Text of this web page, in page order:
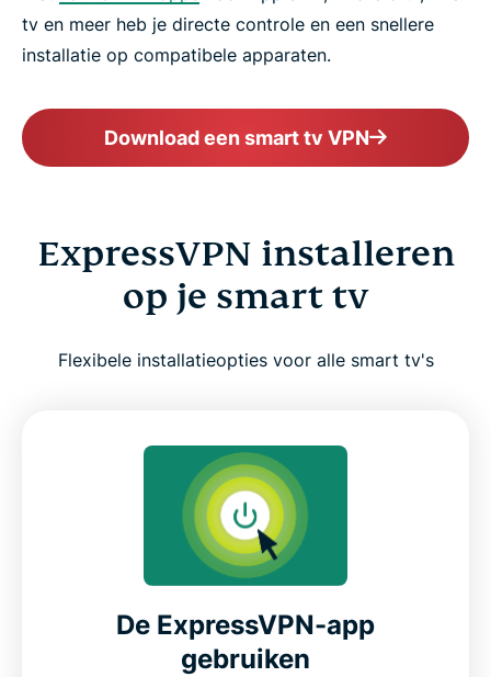
tv en meer heb je directe controle en een snellere
installatie op compatibele apparaten.
Download een smart tv VPN
ExpressVPN installeren
op je smart tv
Flexibele installatieopties voor alle smart tv's
De ExpressVPN-app
gebruiken